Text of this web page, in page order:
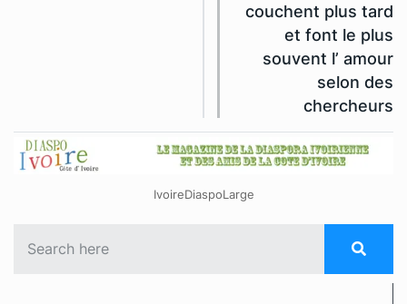
couchent plus tard
et font le plus
souvent l’ amour
selon des
chercheurs
IvoireDiaspoLarge